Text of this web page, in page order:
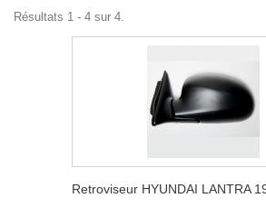
Résultats 1 - 4 sur 4.
Retroviseur HYUNDAI LANTRA